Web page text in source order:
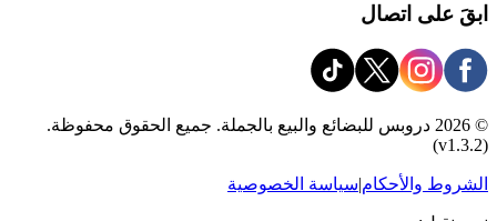
ابقَ على اتصال
© 2026 دروبس للبضائع والبيع بالجملة. جميع الحقوق محفوظة.
(v1.3.2)
الشروط والأحكام|سياسة الخصوصية